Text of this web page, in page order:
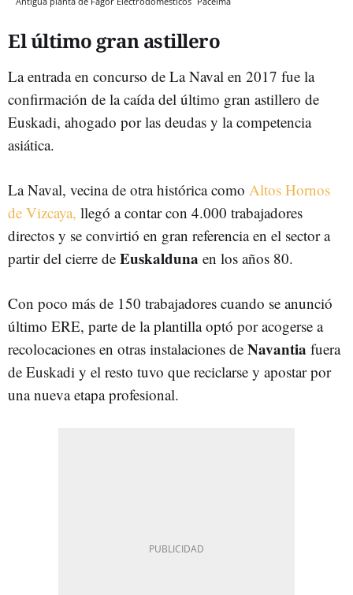
El último gran astillero
La entrada en concurso de La Naval en 2017 fue la
confirmación de la caída del último gran astillero de
Euskadi, ahogado por las deudas y la competencia
asiática.
La Naval, vecina de otra histórica como Altos Hornos
de Vizcaya, llegó a contar con 4.000 trabajadores
directos y se convirtió en gran referencia en el sector a
partir del cierre de Euskalduna en los años 80.
Con poco más de 150 trabajadores cuando se anunció
último ERE, parte de la plantilla optó por acogerse a
recolocaciones en otras instalaciones de Navantia fuera
de Euskadi y el resto tuvo que reciclarse y apostar por
una nueva etapa profesional.